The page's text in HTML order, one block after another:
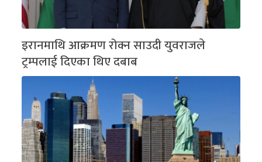
इरानमाथि आक्रमण रोक्न साउदी युवराजले
ट्रम्पलाई दिएका थिए दबाब